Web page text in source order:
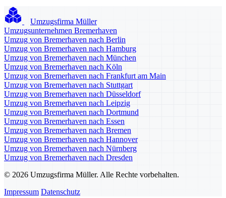
Umzugsfirma Müller
Umzugsunternehmen Bremerhaven
Umzug von Bremerhaven nach Berlin
Umzug von Bremerhaven nach Hamburg
Umzug von Bremerhaven nach München
Umzug von Bremerhaven nach Köln
Umzug von Bremerhaven nach Frankfurt am Main
Umzug von Bremerhaven nach Stuttgart
Umzug von Bremerhaven nach Düsseldorf
Umzug von Bremerhaven nach Leipzig
Umzug von Bremerhaven nach Dortmund
Umzug von Bremerhaven nach Essen
Umzug von Bremerhaven nach Bremen
Umzug von Bremerhaven nach Hannover
Umzug von Bremerhaven nach Nürnberg
Umzug von Bremerhaven nach Dresden
© 2026 Umzugsfirma Müller. Alle Rechte vorbehalten.
Impressum Datenschutz